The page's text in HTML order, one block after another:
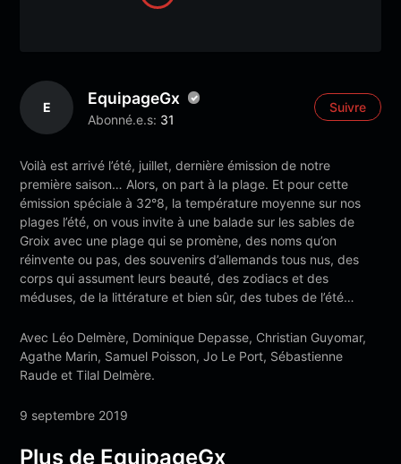
E EquipageGx
Abonné.e.s: 31
Suivre
Voilà est arrivé l’été, juillet, dernière émission de notre
première saison… Alors, on part à la plage. Et pour cette
émission spéciale à 32°8, la température moyenne sur nos
plages l’été, on vous invite à une balade sur les sables de
Groix avec une plage qui se promène, des noms qu’on
réinvente ou pas, des souvenirs d’allemands tous nus, des
corps qui assument leurs beauté, des zodiacs et des
méduses, de la littérature et bien sûr, des tubes de l’été…
Avec Léo Delmère, Dominique Depasse, Christian Guyomar,
Agathe Marin, Samuel Poisson, Jo Le Port, Sébastienne
Raude et Tilal Delmère.
9 septembre 2019
Plus de EquipageGx